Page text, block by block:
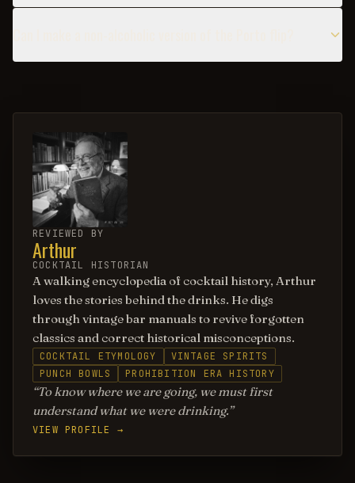
REVIEWED BY
Arthur
COCKTAIL HISTORIAN
A walking encyclopedia of cocktail history, Arthur
loves the stories behind the drinks. He digs
through vintage bar manuals to revive forgotten
classics and correct historical misconceptions.
COCKTAIL ETYMOLOGY
VINTAGE SPIRITS
PUNCH BOWLS
PROHIBITION ERA HISTORY
To know where we are going, we must first
understand what we were drinking.
VIEW PROFILE →